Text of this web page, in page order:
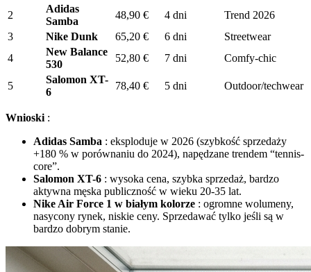
2
Adidas
Samba
48,90 € 4 dni
Trend 2026
3
Nike Dunk 65,20 € 6 dni
Streetwear
4
New Balance
530
52,80 € 7 dni Comfy-chic
5
Salomon XT-
6
78,40 € 5 dni Outdoor/techwear
Wnioski :
Adidas Samba : eksploduje w 2026 (szybkość sprzedaży
+180 % w porównaniu do 2024), napędzane trendem “tennis-
core”.
Salomon XT-6 : wysoka cena, szybka sprzedaż, bardzo
aktywna męska publiczność w wieku 20-35 lat.
Nike Air Force 1 w białym kolorze : ogromne wolumeny,
nasycony rynek, niskie ceny. Sprzedawać tylko jeśli są w
bardzo dobrym stanie.